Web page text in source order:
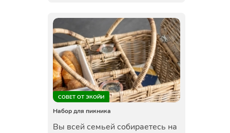
СОВЕТ ОТ ЭКОЙИ
Набор для пикника
Вы всей семьей собираетесь на